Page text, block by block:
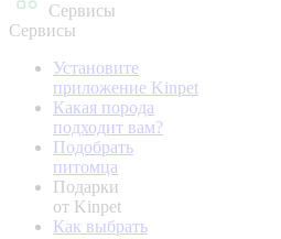
Сервисы
Сервисы
Установите
приложение Kinpet
Какая порода
подходит вам?
Подобрать
питомца
Подарки
от Kinpet
Как выбрать